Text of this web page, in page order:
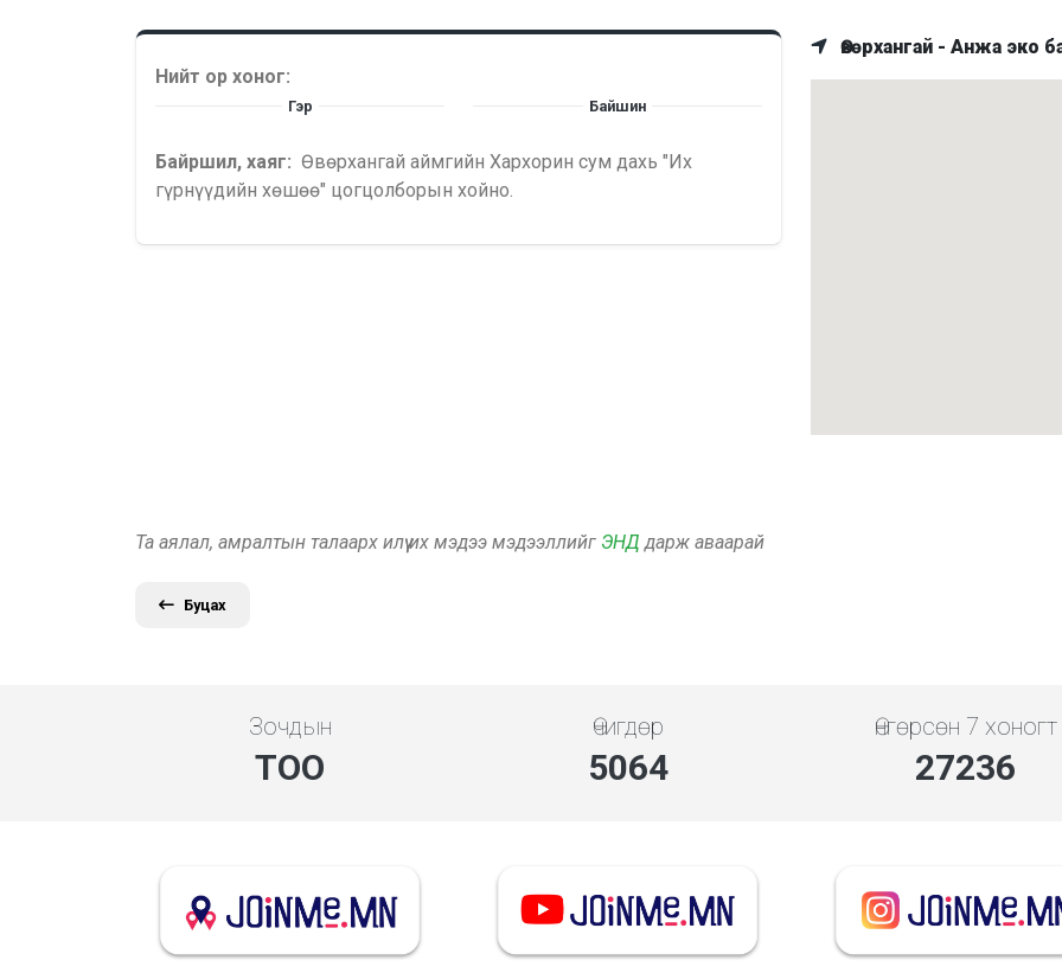
Нийт ор хоног:
Гэр Байшин
Байршил, хаяг: Өвөрхангай аймгийн Хархорин сум дахь "Их
гүрнүүдийн хөшөө" цогцолборын хойно.
Өвөрхангай - Анжа эко
Та аялал, амралтын талаарх илүү их мэдээ мэдээллийг ЭНД дарж аваарай
Буцах
Зочдын
ТОО
Өчигдөр
5843
Өнгөрсөн 7 хоногт
31426